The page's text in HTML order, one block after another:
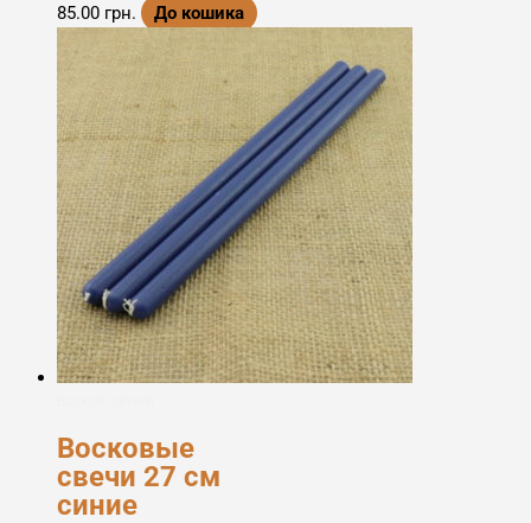
85.00 грн. До кошика
Восковые
свечи 27 см
синие